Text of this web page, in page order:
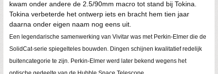
kwam onder andere de 2.5/90mm macro tot stand bij Tokina.
Tokina verbeterde het ontwerp iets en bracht hem tien jaar
daarna onder eigen naam nog eens uit.
Een legendarische samenwerking van Vivitar was met Perkin-Elmer die de
SolidCat-serie spiegelteles bouwden. Dingen schijnen kwalitatief redelijk
buitencategorie te zijn. Perkin-Elmer werd later bekend wegens het